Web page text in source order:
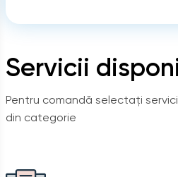
Servicii
Pentru comandă selectați
din categorie